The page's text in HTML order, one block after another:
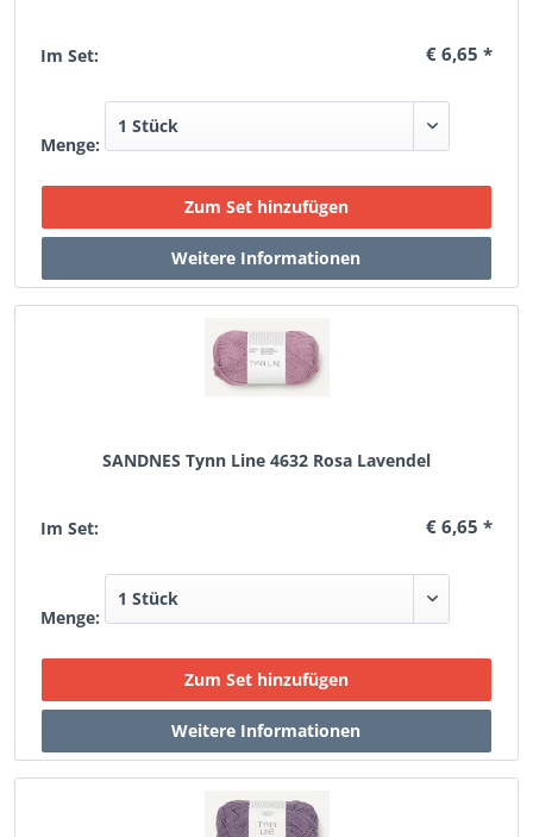
Im Set: € 6,65 *
Menge:
SANDNES Tynn Line 4632 Rosa Lavendel
Im Set: € 6,65 *
Menge: